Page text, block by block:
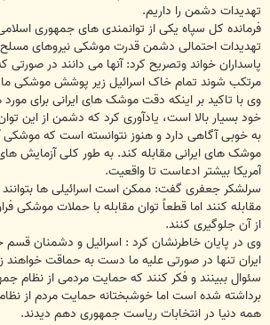
تهدیدات دشمن را داریم.
فرمانده کل سپاه یکی از توانمندی های جمهوری اسلامی
تهدیدات احتمالی دشمن قدرت موشکی نیروهای
پاسداران خواند وتصریح کرد: آنها می دانند در صورتی
مرتکب شوند تمام خاک اسرائیل زیر پوشش موشکی
وی با تاکید بر اینکه دقت موشک های ایرانی برای
خود بسیار بالا است، یادآوری کرد که دشمن از این
به خوبی آگاهی دارد و هنوز نتوانسته است که موشکی
موشک های ایرانی مقابله کند. به طور کلی آزمایش
آمریکا بیشتر ادعاست تا واقعیت.
سرلشکر جعفری گفت: ممکن است اسرائیلی ها بتوانند
مقابله کنند اما قطعاً توان مقابله با حملات موشکی
از آن جلوگیری کنند.
وی در پایان خاطرنشان کرد : اسرائیل و دشمنان
ایران تنها در صورتی علیه ما دست به حماقت خواهند
سئوال ببینند و فکر کنند که حمایت مردمی از نظام
برداشته شده است اما خوشبختانه حمایت مردم از
همه دنیا در انتخابات ریاست جمهوری دهم دیدند.